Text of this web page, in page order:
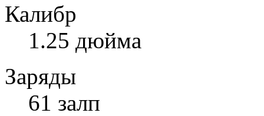
Калибр
1.25 дюйма
Заряды
61 залп